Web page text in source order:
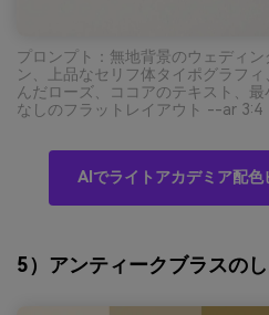
プロンプト：無地背景のウェディ
ン、上品なセリフ体タイポグラフ
んだローズ、ココアのテキスト、
なしのフラットレイアウト --ar 3:4
AIでライトアカデミア配
5）アンティークブラスのし